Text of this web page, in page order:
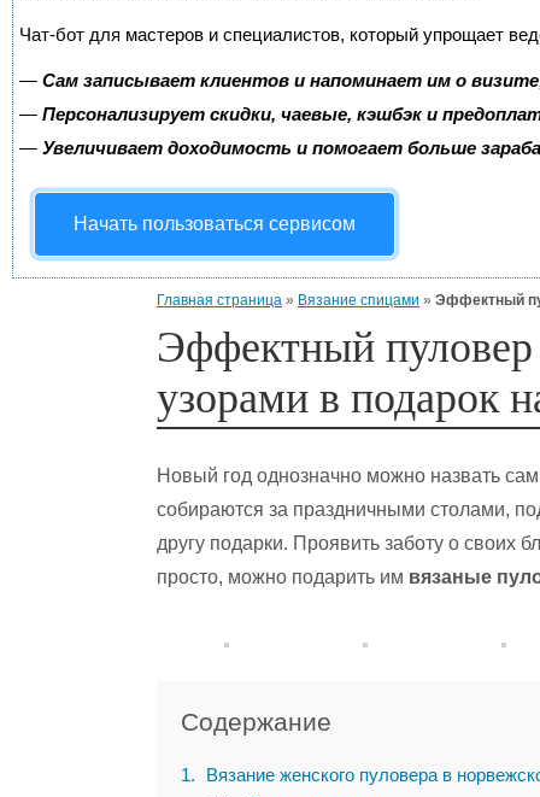
Чат-бот для мастеров и специалистов, который упрощает
— Сам записывает клиентов и напоминает им о
— Персонализирует скидки, чаевые, кэшбэк и
— Увеличивает доходимость и помогает больше
Начать пользоваться сервисом
Главная страница » Вязание спицами » Эффектный
Эффектный
узорами в подарок
Новый год однозначно можно назвать
собираются за праздничными столами,
другу подарки. Проявить заботу о своих
просто, можно подарить им вязаные
Содержание
1
Вязание женского пуловера в